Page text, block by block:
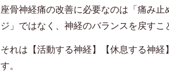
座骨神経痛の改善に必要なのは「痛み止
ジ」ではなく、神経のバランスを戻すこ
それは【活動する神経】【休息する神経
す。